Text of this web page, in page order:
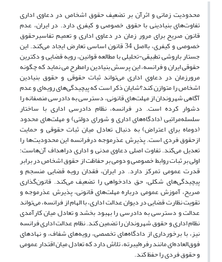
محدودیت زمانی و اثرآن بر تضعیف حقوق اشخاص در دعاوی اداری
تفاوت‌های بنیادینی با حقوق خصوصی و کیفری دارد. در ایران، عدم
قانون صریح برای مرور زمان در دعاوی اداری و تعمیم تفاسیرحقوق
خصوصی و کیفری، بااصل 34 قانون اساسی تعارض ایجاد می‌کند. این
جستار باروشی تطبیقی-تحلیلی با مطالعه قوانین، رویه قضایی و دکترین
حقوقی ایران و فرانسه، این پرسش بنیادین رامطرح می نماید که چگونه
مرورزمان در دعاوی اداری می‌تواند ثبات حقوقی و حقوق بنیادین
اشخاص را متوازن کند؟شایان ذکر است که پیچیدگی‌های رویه‌ای و عدم
آگاهی شهروندان از مهلت‌های قانونی، دسترسی به دادرسی منصفانه را
دشوار کرده است. در فرانسه، نظام دادرسی اداری با ساختار
سلسله‌مراتبی (دادگاه‌های اداری و شورای دولتی) و مهلت‌های محدود
(دوماه برای اعتراض) به دنبال تعادل میان ثبات حقوقی و حمایت
ازحقوق فردی است. پذیرش عذرموجه درفرانسه این محدودیت‌ها را
تعدیل می‌کند. تفاوت اصلی دعاوی مدنی و اداری دراهداف آن‌هاست؛
اولی بر ثبات روابط خصوصی و دومی بر حفاظت از حقوق اشخاص در برابر
قدرت عمومی تمرکز دارد. در ایران، فقدان رویه قضایی منسجم و
پیچیدگی‌های شکلی، حق دادخواهی را تضعیف می‌کند. قانون‌گذاری
صریح، آموزش عمومی درباره مهلت‌های قانونی، پذیرش عذرموجه و
تقویت نظارت قضایی در دیوان عدالت اداری، با الهام از فرانسه، می‌تواند
عدالت و دسترسی به دادرسی را بهبود بخشد و تعادل میان کارآمدی
نظام اداری و حقوق شهروندان را تضمین کند. نظام عدالت اداری فرانسه
نیز، با برخورداری از دادگاه‌های تخصصی، رویه‌های شفاف، و نهادهای
فوق‌العاده‌ای مانند رفره‌لیبرته، تلاش دارد که تعادل میان اقتدار عمومی
و حقوق فردی را حفظ کند.